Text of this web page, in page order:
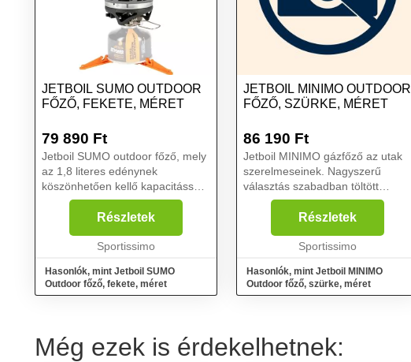
JETBOIL SUMO OUTDOOR
FŐZŐ, FEKETE, MÉRET
79 890 Ft
Jetboil SUMO outdoor főző, mely
az 1,8 literes edénynek
köszönhetően kellő kapacitással
bír, ha több emberre kell főzni.
Biztonságosan használható
kompakt modell. A beépített
öngyújtó egy nyomással be...
Részletek
Sportissimo
Hasonlók, mint Jetboil SUMO
Outdoor főző, fekete, méret
JETBOIL MINIMO OUTDOOR
FŐZŐ, SZÜRKE, MÉRET
86 190 Ft
Jetboil MINIMO gázfőző az utak
szerelmeseinek. Nagyszerű
választás szabadban töltött
tevékenységekhez, mint például
sátorozás, vízi és gyalogtúrák,
kerékpáros utak, horgászat,
autós és motoros utak st...
Részletek
Sportissimo
Hasonlók, mint Jetboil MINIMO
Outdoor főző, szürke, méret
Még ezek is érdekelhetnek: